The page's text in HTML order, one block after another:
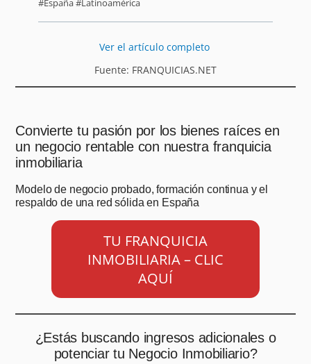
#España #Latinoamérica
Ver el artículo completo
Fuente: FRANQUICIAS.NET
Convierte tu pasión por los bienes raíces en
un negocio rentable con nuestra franquicia
inmobiliaria
Modelo de negocio probado, formación continua y el
respaldo de una red sólida en España
TU FRANQUICIA
INMOBILIARIA – CLIC
AQUÍ
¿Estás buscando ingresos adicionales o
potenciar tu Negocio Inmobiliario?